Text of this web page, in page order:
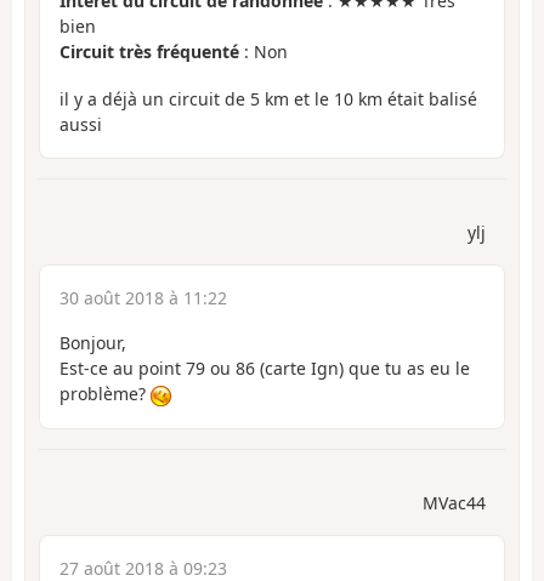
bien
Circuit très fréquenté : Non
il y a déjà un circuit de 5 km et le 10 km était balisé
aussi
ylj
30 août 2018 à 11:22
Bonjour,
Est-ce au point 79 ou 86 (carte Ign) que tu as eu le
problème?
MVac44
27 août 2018 à 09:23